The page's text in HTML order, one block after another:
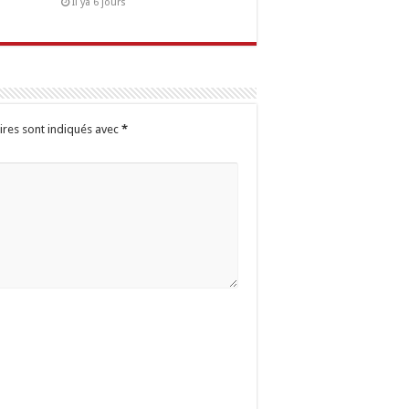
Il ya 6 jours
sont indiqués avec *